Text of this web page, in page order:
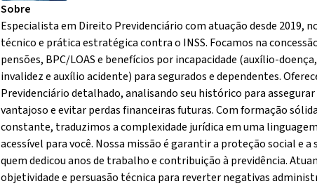
Sobre
Especialista em Direito Previdenciário com atuação desde 2019,
técnico e prática estratégica contra o INSS. Focamos na
pensões, BPC/LOAS e benefícios por incapacidade (auxílio-
invalidez e auxílio acidente) para segurados e dependentes.
Previdenciário detalhado, analisando seu histórico para
vantajoso e evitar perdas financeiras futuras. Com formação
constante, traduzimos a complexidade jurídica em uma
acessível para você. Nossa missão é garantir a proteção social e a
quem dedicou anos de trabalho e contribuição à previdência.
objetividade e persuasão técnica para reverter negativas